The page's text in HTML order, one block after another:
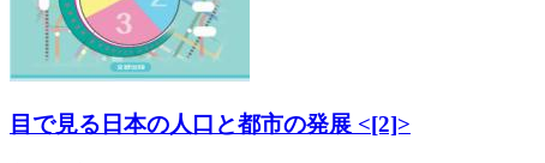
目で見る日本の人口と都市の発展 <[2]>